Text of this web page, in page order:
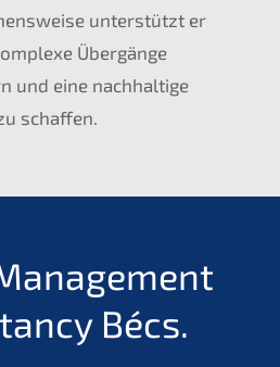
unterstützt er
Übergänge
und eine nachhaltige
schaffen.
Bécs.